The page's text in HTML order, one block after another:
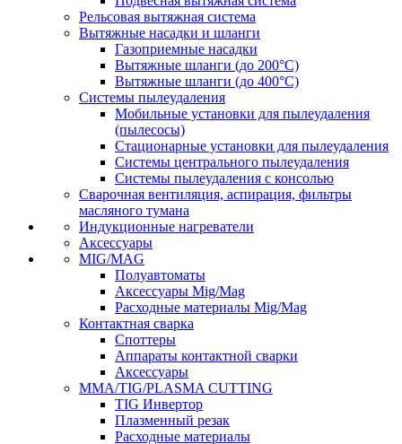
Рельсовая вытяжная система
Вытяжные насадки и шланги
Газоприемные насадки
Вытяжные шланги (до 200°C)
Вытяжные шланги (до 400°C)
Системы пылеудаления
Мобильные установки для пылеудаления
(пылесосы)
Стационарные установки для пылеудаления
Системы центрального пылеудаления
Системы пылеудаления с консолью
Сварочная вентиляция, аспирация, фильтры
масляного тумана
Индукционные нагреватели
Аксессуары
MIG/MAG
Полуавтоматы
Аксессуары Mig/Mag
Расходные материалы Mig/Mag
Контактная сварка
Споттеры
Аппараты контактной сварки
Аксессуары
MMA/TIG/PLASMA CUTTING
TIG Инвертор
Плазменный резак
Расходные материалы